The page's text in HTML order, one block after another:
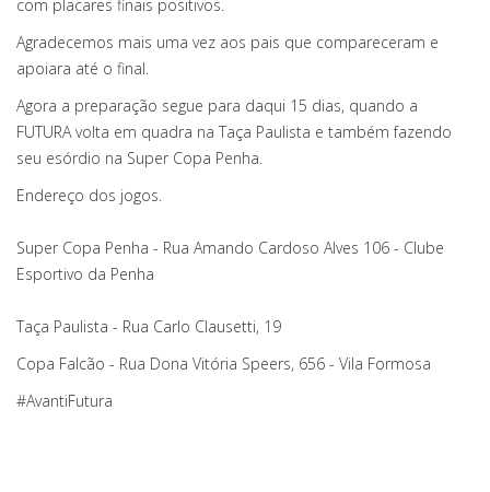
com placares finais positivos.
Agradecemos mais uma vez aos pais que compareceram e
apoiara até o final.
Agora a preparação segue para daqui 15 dias, quando a
FUTURA volta em quadra na Taça Paulista e também fazendo
seu esórdio na Super Copa Penha.
Endereço dos jogos.
Super Copa Penha - Rua Amando Cardoso Alves 106 - Clube
Esportivo da Penha
Taça Paulista - Rua Carlo Clausetti, 19
Copa Falcão - Rua Dona Vitória Speers, 656 - Vila Formosa
#AvantiFutura